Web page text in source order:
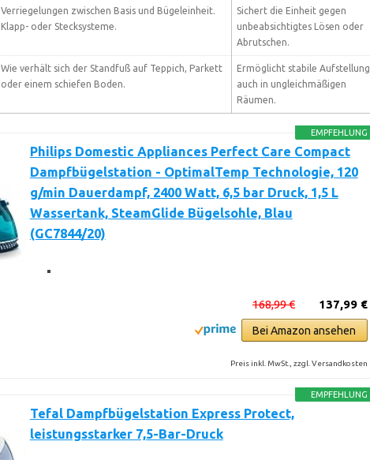
Verriegelungen zwischen Basis und Bügeleinheit.
Klapp- oder Stecksysteme.
Sichert die Einheit gegen
unbeabsichtigtes Lösen oder
Abrutschen.
Wie verhält sich der Standfuß auf Teppich, Parkett
oder einem schiefen Boden.
Ermöglicht stabile Aufstellung
auch in ungleichmäßigen
Räumen.
EMPFEHLUNG
Philips Domestic Appliances Perfect Care Compact
Dampfbügelstation - OptimalTemp Technologie, 120
g/min Dauerdampf, 2400 Watt, 6,5 bar Druck, 1,5 L
Wassertank, SteamGlide Bügelsohle, Blau
(GC7844/20)
137,99 €
168,99 €
Bei Amazon ansehen
Preis inkl. MwSt., zzgl. Versandkosten
EMPFEHLUNG
Tefal Dampfbügelstation Express Protect,
leistungsstarker 7,5-Bar-Druck